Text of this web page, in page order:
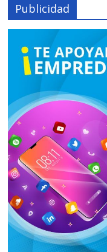
Publicidad